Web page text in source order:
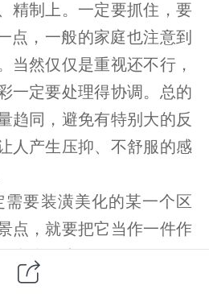
精制上。一定要抓住，要
点，一般的家庭也注意到
当然仅仅是重视还不行，
一定要处理得协调。总的
趋同，避免有特别大的反
人产生压抑、不舒服的感
需要装潢美化的某一个区
点，就要把它当作一件作
含糊马虎。如果做工效果
倒重来。现在人们常说